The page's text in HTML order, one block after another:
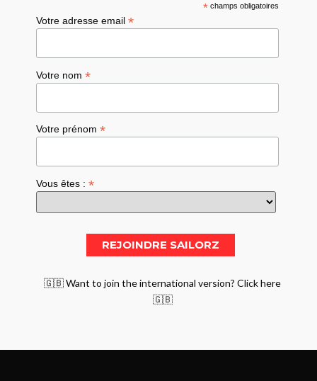
*champs obligatoires
Votre adresse email*
Votre nom*
Votre prénom*
Vous êtes :*
🇬🇧 Want to join the international version? Click here
🇬🇧